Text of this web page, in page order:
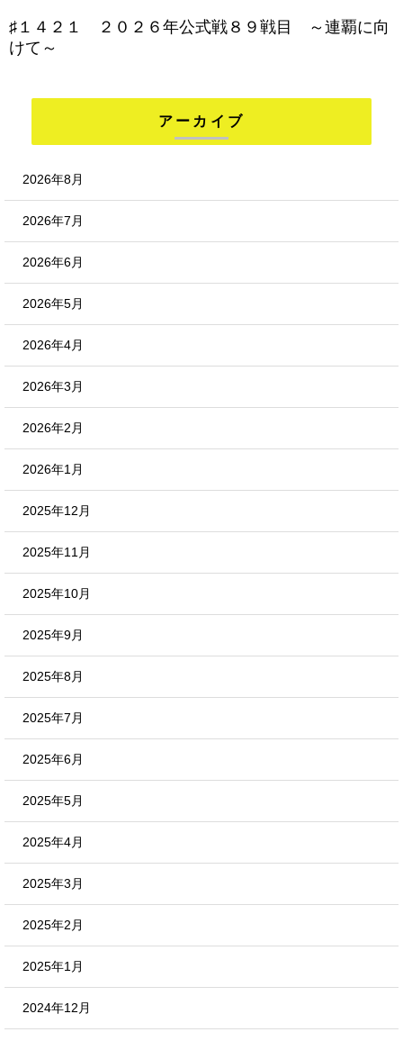
♯１４２１ ２０２６年公式戦８９戦目 ～連覇に向
けて～
アーカイブ
2026年8月
2026年7月
2026年6月
2026年5月
2026年4月
2026年3月
2026年2月
2026年1月
2025年12月
2025年11月
2025年10月
2025年9月
2025年8月
2025年7月
2025年6月
2025年5月
2025年4月
2025年3月
2025年2月
2025年1月
2024年12月